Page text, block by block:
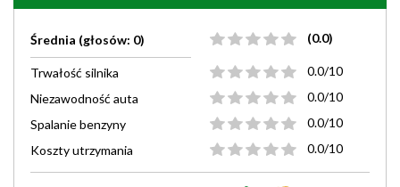
Średnia (głosów: 0) (0.0)
Trwałość silnika
0.0/10
Niezawodność auta
0.0/10
Spalanie benzyny
0.0/10
Koszty utrzymania
0.0/10